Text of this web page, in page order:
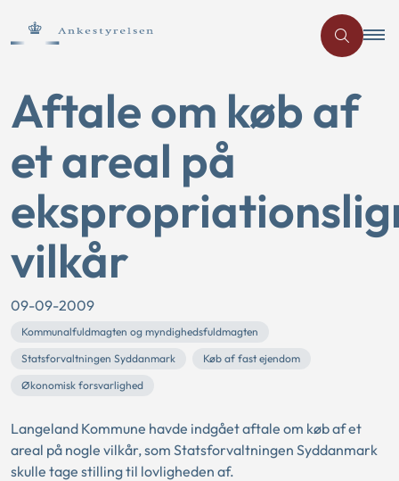
Aftale om køb af
et areal på
vilkår
09-09-2009
Kommunalfuldmagten og myndighedsfuldmagten
Statsforvaltningen Syddanmark
Køb af fast ejendom
Økonomisk forsvarlighed
Langeland Kommune havde indgået aftale om køb af et
areal på nogle vilkår, som Statsforvaltningen Syddanmark
skulle tage stilling til lovligheden af.